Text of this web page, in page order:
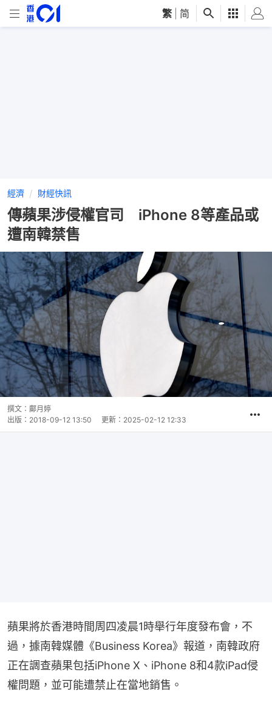
繁 简
經濟 財經快訊
傳蘋果涉侵權官司 iPhone 8等產品或
遭南韓禁售
撰文： 鄺月婷
出版： 2018-09-12 13:50 更新： 2025-02-12 12:33
蘋果將於香港時間周四凌晨1時舉行年度發布會，不
過，據南韓媒體《Business Korea》報道，南韓政府
正在調查蘋果包括iPhone X、iPhone 8和4款iPad侵
權問題，並可能遭禁止在當地銷售。